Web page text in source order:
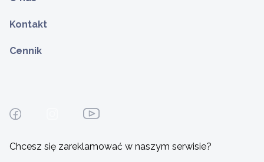
Kontakt
Cennik
Chcesz się zareklamować w naszym serwisie?